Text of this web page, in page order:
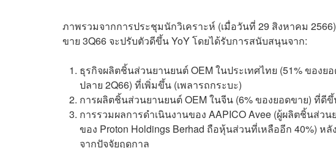
ภาพรวมจากการประชุมนักวิเคราะห์ (เมื่อวันที่ 29 สิงหาคม
ขาย 3Q66 จะปรับตัวดีขึ้น YoY โดยได้รับการสนับสนุนจาก:
ธุรกิจผลิตชิ้นส่วนยานยนต์ OEM ในประเทศไทย (51% ของ
ปลาย 2Q66) ที่เพิ่มขึ้น (เพลารถกระบะ)
การผลิตชิ้นส่วนยานยนต์ OEM ในจีน (6% ของยอดขาย) ที่ดี
การรวมผลการดำเนินงานของ AAPICO Avee (ผู้ผลิตชิ้นส่ว
ของ Proton Holdings Berhad ถือหุ้นส่วนที่เหลืออีก 40%) ห
จากปัจจัยฤดูกาล